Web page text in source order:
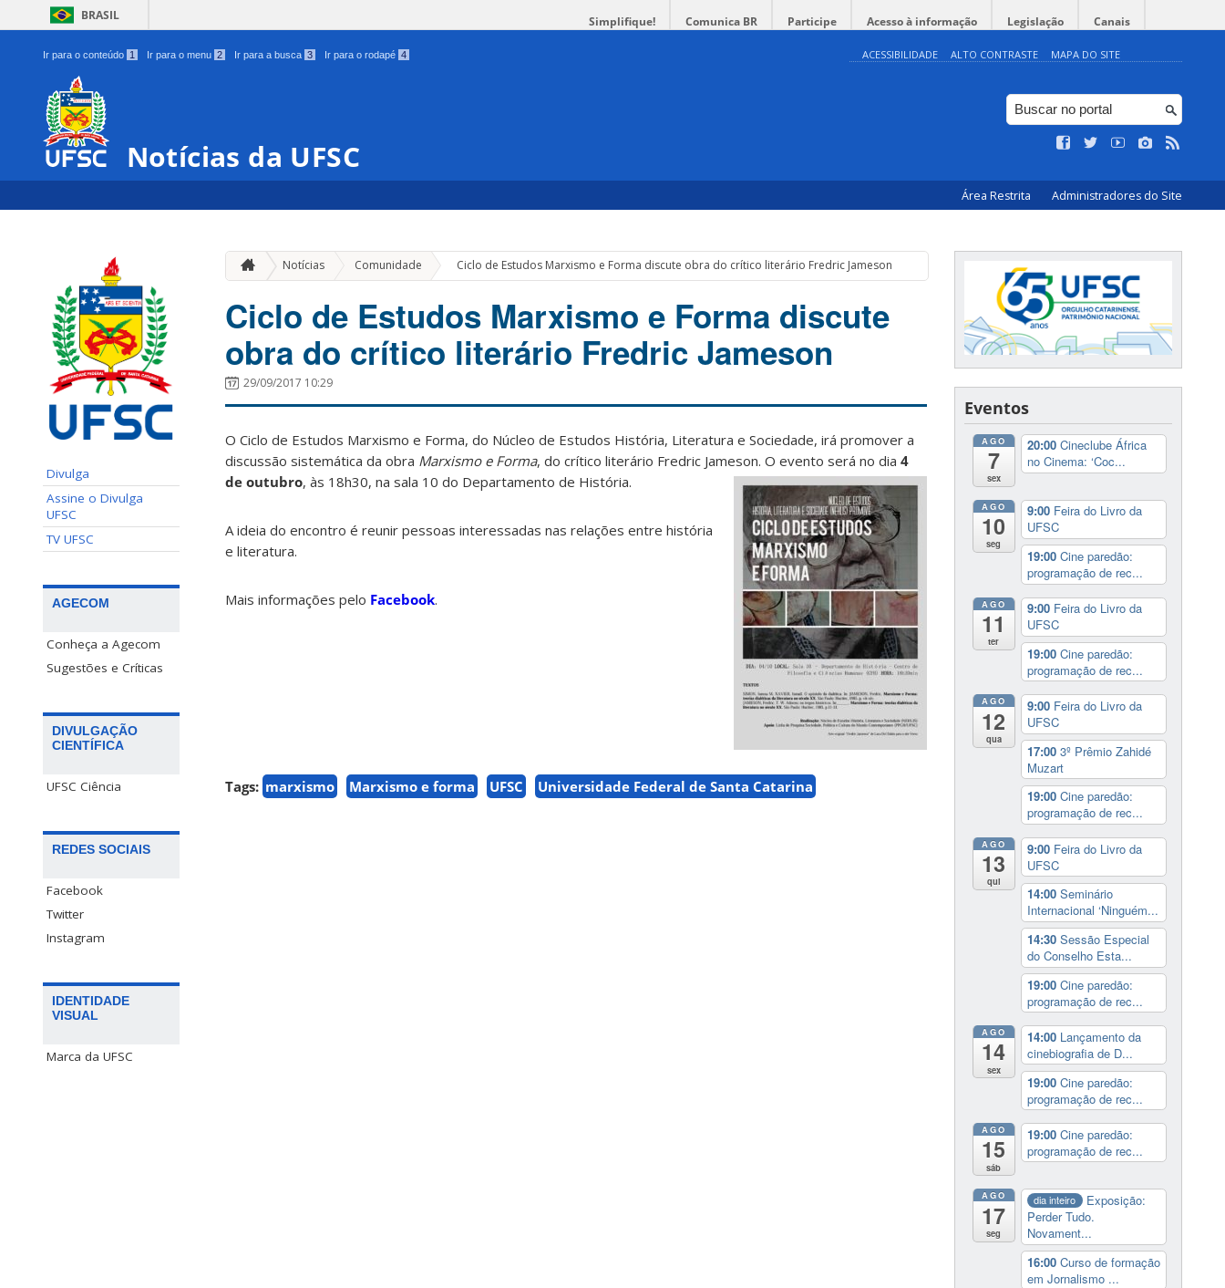
BRASIL Simplifique! Comunica BR Participe Acesso à informação Legislação Canais
Ir para o conteúdo 1 Ir para o menu 2 Ir para a busca 3 Ir para o rodapé 4 ACESSIBILIDADE ALTO CONTRASTE MAPA DO SITE
Notícias da UFSC
Área Restrita Administradores do Site
Divulga
Assine o Divulga
UFSC
TV UFSC
AGECOM
Conheça a Agecom
Sugestões e Críticas
DIVULGAÇÃO
CIENTÍFICA
UFSC Ciência
REDES SOCIAIS
Facebook
Twitter
Instagram
IDENTIDADE
VISUAL
Marca da UFSC
Notícias Comunidade » Ciclo de Estudos Marxismo e Forma discute obra do crítico literário Fredric Jameson
Ciclo de Estudos Marxismo e Forma discute
obra do crítico literário Fredric Jameson
29/09/2017 10:29
O Ciclo de Estudos Marxismo e Forma, do Núcleo de Estudos História, Literatura e Sociedade, irá promover a
discussão sistemática da obra Marxismo e Forma, do crítico literário Fredric Jameson. O evento será no dia 4
de outubro, às 18h30, na sala 10 do Departamento de História.
A ideia do encontro é reunir pessoas interessadas nas relações entre história
e literatura.
Mais informações pelo Facebook.
Tags: marxismo Marxismo e forma UFSC Universidade Federal de Santa Catarina
Eventos
AGO
7
sex
20:00 Cineclube África
no Cinema: ‘Coc...
AGO
10
seg
9:00 Feira do Livro da
UFSC
19:00 Cine paredão:
programação de rec...
AGO
11
ter
9:00 Feira do Livro da
UFSC
19:00 Cine paredão:
programação de rec...
AGO
12
qua
9:00 Feira do Livro da
UFSC
17:00 3º Prêmio Zahidé
Muzart
19:00 Cine paredão:
programação de rec...
AGO
13
qui
9:00 Feira do Livro da
UFSC
14:00 Seminário
Internacional ‘Ninguém...
14:30 Sessão Especial
do Conselho Esta...
19:00 Cine paredão:
programação de rec...
AGO
14
sex
14:00 Lançamento da
cinebiografia de D...
19:00 Cine paredão:
programação de rec...
AGO
15
sáb
19:00 Cine paredão:
programação de rec...
AGO
17
seg
dia inteiro
Exposição:
Perder Tudo.
Novament...
16:00 Curso de formação
em Jornalismo ...